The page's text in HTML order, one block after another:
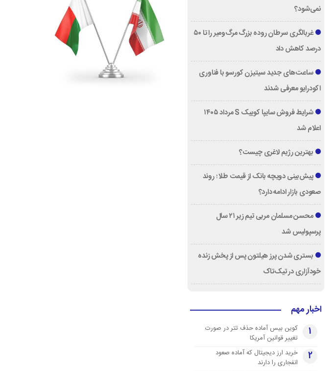
نمی‌شود؟
غربالگری سرطان روده بزرگ مرگ‌ومیر را تا ۵۰
درصد کاهش داد
ساعت‌های جدید سیتیزن کورسو با فناوری
اکودرایو معرفی شدند
شرایط فروش سایپا کوییک S مرداد ۱۴۰۵
اعلام شد
بهترین رژیم لاغری چیست؟
پیش‌بینی دویچه‌ بانک از قیمت طلا ؛ روند
صعودی بازار ادامه دارد؟
محسن مسلمان مربی تیم زیر ۲۱ سال
پرسپولیس شد
بستری شدن پرز هیلتون پس از پخش زنده
خودآزاری در تیک‌تاک
اخبار مهم
1
کوین بیس آماده حذف تتر در صورت
تغییر قوانین آمریکا
2
خرید ارز دیجیتال که آماده صعود
انفجاری را دارند